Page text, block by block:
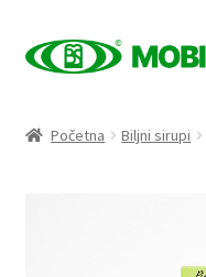
Skip
to
Skip
to
Početna Biljni sirupi